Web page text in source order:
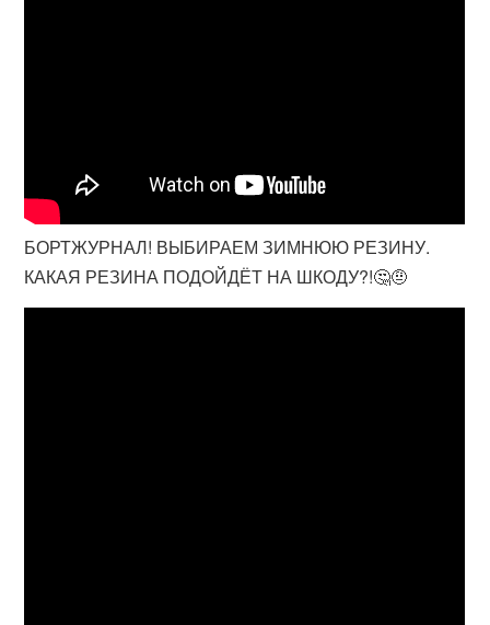
БОРТЖУРНАЛ! ВЫБИРАЕМ ЗИМНЮЮ РЕЗИНУ.
КАКАЯ РЕЗИНА ПОДОЙДЁТ НА ШКОДУ?!🤔🤨